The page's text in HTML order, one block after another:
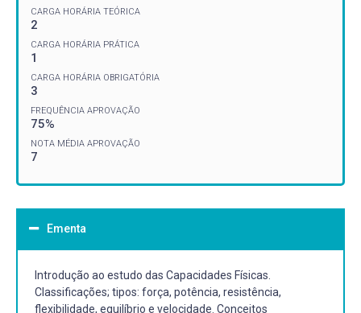
CARGA HORÁRIA TEÓRICA
2
CARGA HORÁRIA PRÁTICA
1
CARGA HORÁRIA OBRIGATÓRIA
3
FREQUÊNCIA APROVAÇÃO
75%
NOTA MÉDIA APROVAÇÃO
7
Ementa
Introdução ao estudo das Capacidades Físicas.
Classificações; tipos: força, potência, resistência,
flexibilidade, equilíbrio e velocidade. Conceitos